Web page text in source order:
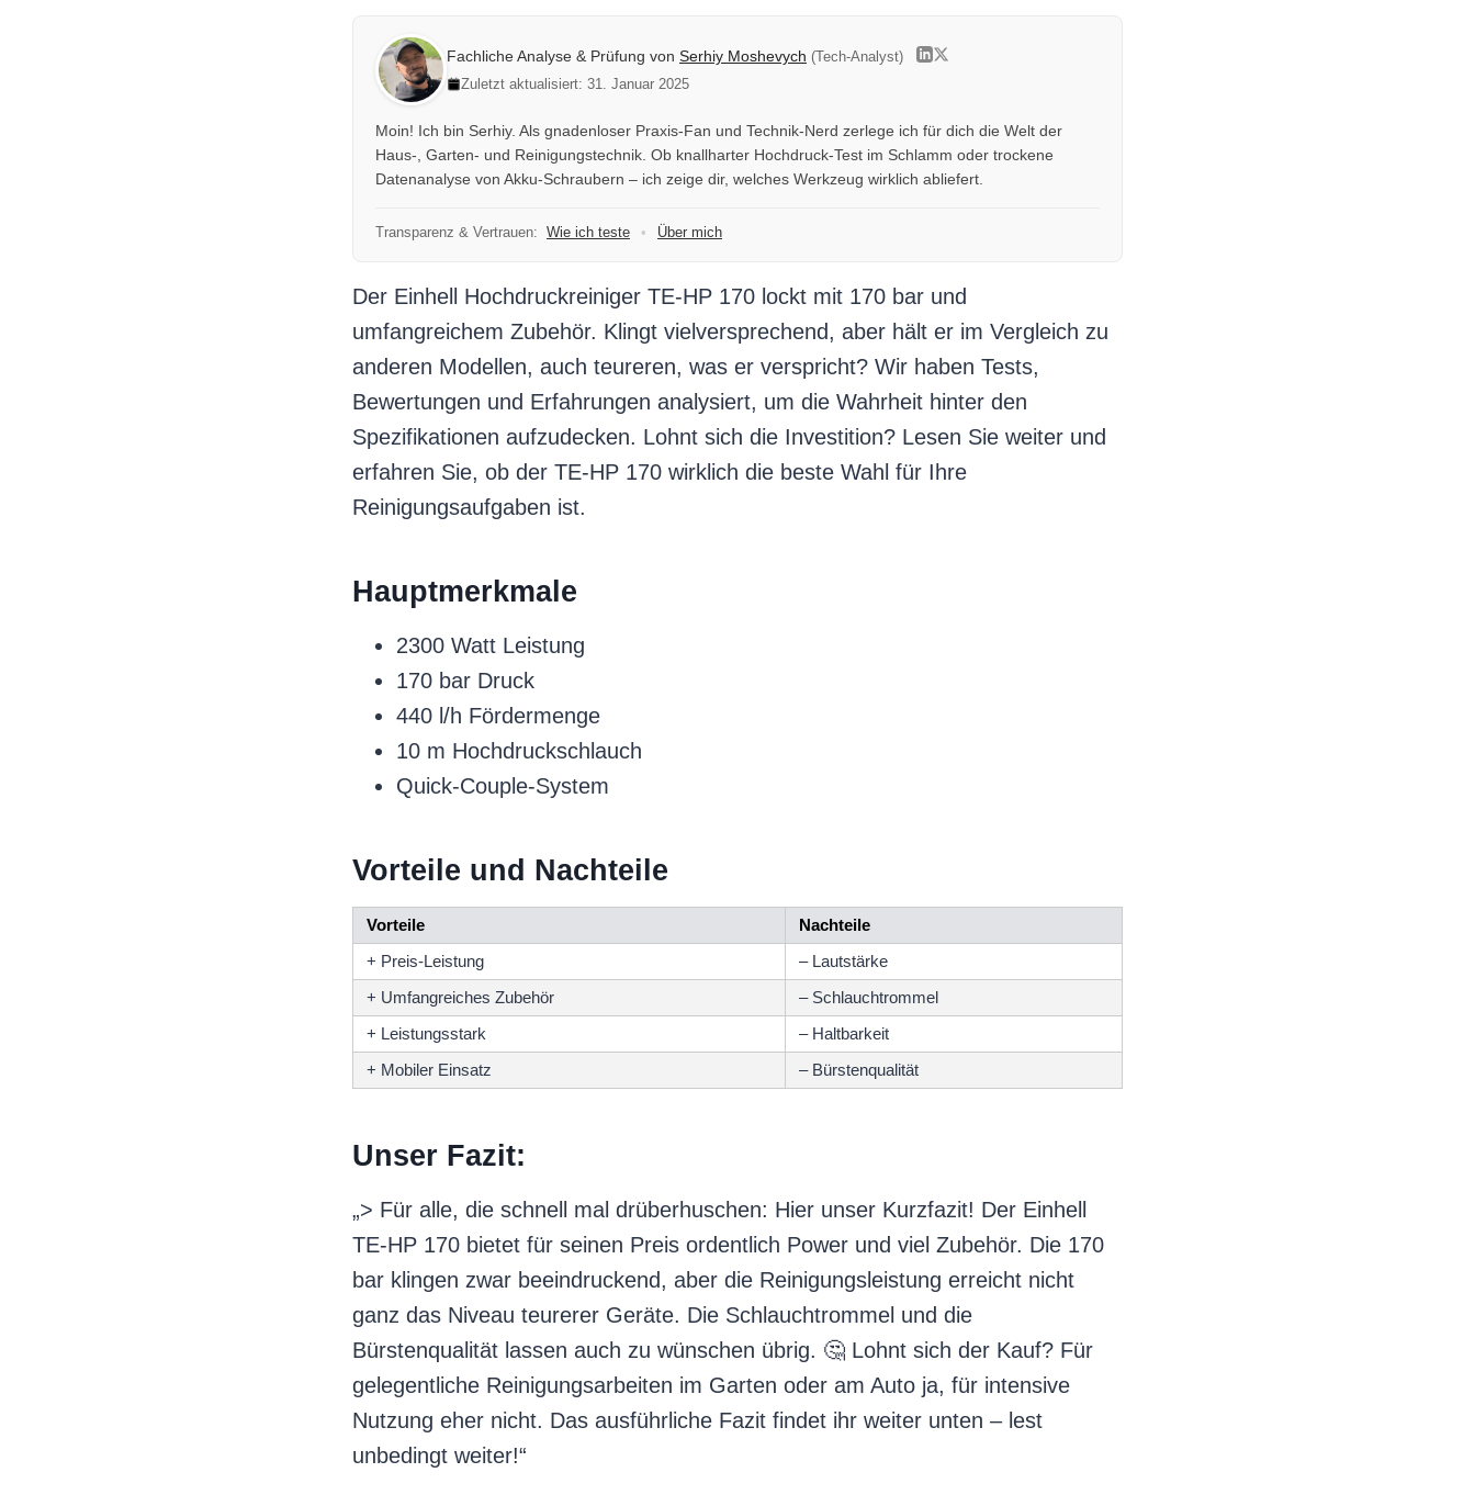
Fachliche Analyse & Prüfung von Serhiy Moshevych (Tech-Analyst)
Zuletzt aktualisiert: 31. Januar 2025
Moin! Ich bin Serhiy. Als gnadenloser Praxis-Fan und Technik-Nerd zerlege ich für dich die Welt der
Haus-, Garten- und Reinigungstechnik. Ob knallharter Hochdruck-Test im Schlamm oder trockene
Datenanalyse von Akku-Schraubern – ich zeige dir, welches Werkzeug wirklich abliefert.
Transparenz & Vertrauen: Wie ich teste • Über mich
Der Einhell Hochdruckreiniger TE-HP 170 lockt mit 170 bar und
umfangreichem Zubehör. Klingt vielversprechend, aber hält er im Vergleich zu
anderen Modellen, auch teureren, was er verspricht? Wir haben Tests,
Bewertungen und Erfahrungen analysiert, um die Wahrheit hinter den
Spezifikationen aufzudecken. Lohnt sich die Investition? Lesen Sie weiter und
erfahren Sie, ob der TE-HP 170 wirklich die beste Wahl für Ihre
Reinigungsaufgaben ist.
Hauptmerkmale
2300 Watt Leistung
170 bar Druck
440 l/h Fördermenge
10 m Hochdruckschlauch
Quick-Couple-System
Vorteile und Nachteile
Vorteile
Nachteile
+ Preis-Leistung
– Lautstärke
+ Umfangreiches Zubehör
– Schlauchtrommel
+ Leistungsstark
– Haltbarkeit
+ Mobiler Einsatz
– Bürstenqualität
Unser Fazit:
„> Für alle, die schnell mal drüberhuschen: Hier unser Kurzfazit! Der Einhell
TE-HP 170 bietet für seinen Preis ordentlich Power und viel Zubehör. Die 170
bar klingen zwar beeindruckend, aber die Reinigungsleistung erreicht nicht
ganz das Niveau teurerer Geräte. Die Schlauchtrommel und die
Bürstenqualität lassen auch zu wünschen übrig. 🤔 Lohnt sich der Kauf? Für
gelegentliche Reinigungsarbeiten im Garten oder am Auto ja, für intensive
Nutzung eher nicht. Das ausführliche Fazit findet ihr weiter unten – lest
unbedingt weiter!“